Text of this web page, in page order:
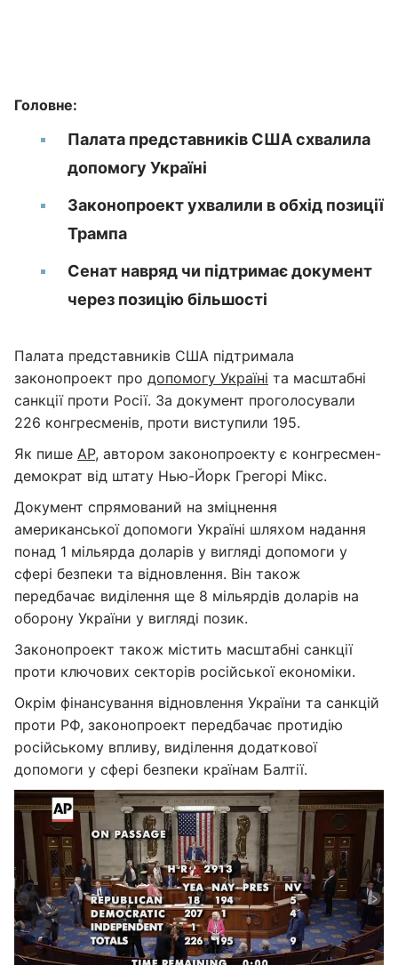
Головне:
Палата представників США схвалила
допомогу Україні
Законопроект ухвалили в обхід позиції
Трампа
Сенат навряд чи підтримає документ
через позицію більшості
Палата представників США підтримала
законопроект про допомогу Україні та масштабні
санкції проти Росії. За документ проголосували
226 конгресменів, проти виступили 195.
Як пише AP, автором законопроекту є конгресмен-
демократ від штату Нью-Йорк Грегорі Мікс.
Документ спрямований на зміцнення
американської допомоги Україні шляхом надання
понад 1 мільярда доларів у вигляді допомоги у
сфері безпеки та відновлення. Він також
передбачає виділення ще 8 мільярдів доларів на
оборону України у вигляді позик.
Законопроект також містить масштабні санкції
проти ключових секторів російської економіки.
Окрім фінансування відновлення України та санкцій
проти РФ, законопроект передбачає протидію
російському впливу, виділення додаткової
допомоги у сфері безпеки країнам Балтії.